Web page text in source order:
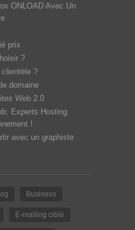
ONLOAD Avec Un
prix
?
?
domaine
Web 2.0
Experts Hosting
!
avec un graphiste
Business
E-mailing ciblé